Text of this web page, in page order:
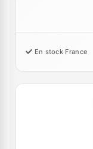
En stock France